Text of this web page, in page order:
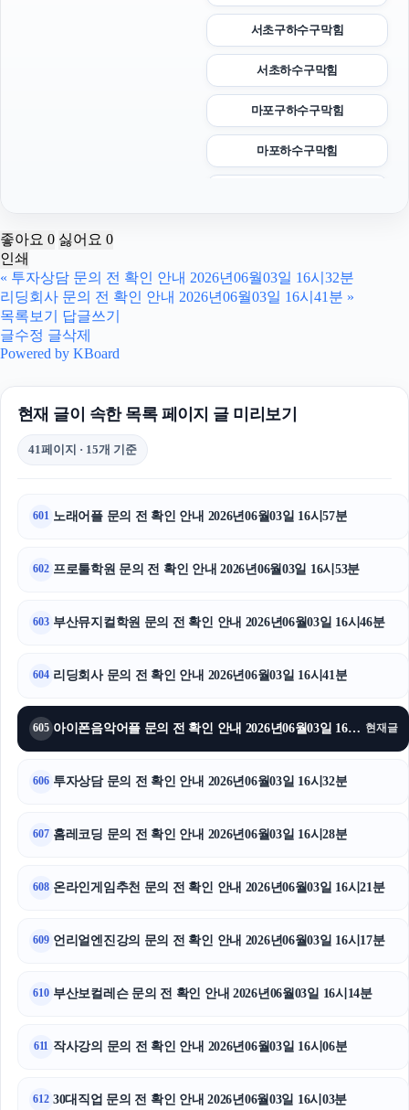
서초구하수구막힘
서초하수구막힘
마포구하수구막힘
마포하수구막힘
용인하수구막힘
강남하수구막힘
대안학교
축구반티
부산휴대폰성지
좋아요 0 싫어요 0
인쇄
« 투자상담 문의 전 확인 안내 2026년06월03일 16시32분
리딩회사 문의 전 확인 안내 2026년06월03일 16시41분 »
목록보기
답글쓰기
글수정 글삭제
Powered by KBoard
현재 글이 속한 목록 페이지 글 미리보기
41페이지 · 15개 기준
601 노래어플 문의 전 확인 안내 2026년06월03일 16시57분
602 프로툴학원 문의 전 확인 안내 2026년06월03일 16시53분
603 부산뮤지컬학원 문의 전 확인 안내 2026년06월03일 16시46분
604 리딩회사 문의 전 확인 안내 2026년06월03일 16시41분
605 아이폰음악어플 문의 전 확인 안내 2026년06월03일 16시35분 현재글
606 투자상담 문의 전 확인 안내 2026년06월03일 16시32분
607 홈레코딩 문의 전 확인 안내 2026년06월03일 16시28분
608 온라인게임추천 문의 전 확인 안내 2026년06월03일 16시21분
609 언리얼엔진강의 문의 전 확인 안내 2026년06월03일 16시17분
610 부산보컬레슨 문의 전 확인 안내 2026년06월03일 16시14분
611 작사강의 문의 전 확인 안내 2026년06월03일 16시06분
612 30대직업 문의 전 확인 안내 2026년06월03일 16시03분